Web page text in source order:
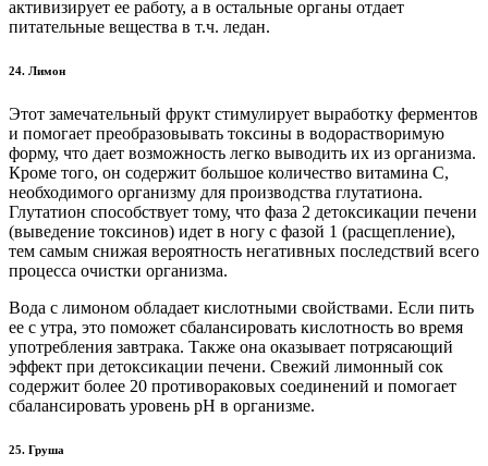
активизирует ее работу, а в остальные органы отдает
питательные вещества в т.ч. ледан.
24. Лимон
Этот замечательный фрукт стимулирует выработку ферментов
и помогает преобразовывать токсины в водорастворимую
форму, что дает возможность легко выводить их из организма.
Кроме того, он содержит большое количество витамина С,
необходимого организму для производства глутатиона.
Глутатион способствует тому, что фаза 2 детоксикации печени
(выведение токсинов) идет в ногу с фазой 1 (расщепление),
тем самым снижая вероятность негативных последствий всего
процесса очистки организма.
Вода с лимоном обладает кислотными свойствами. Если пить
ее с утра, это поможет сбалансировать кислотность во время
употребления завтрака. Также она оказывает потрясающий
эффект при детоксикации печени. Свежий лимонный сок
содержит более 20 противораковых соединений и помогает
сбалансировать уровень рН в организме.
25. Груша